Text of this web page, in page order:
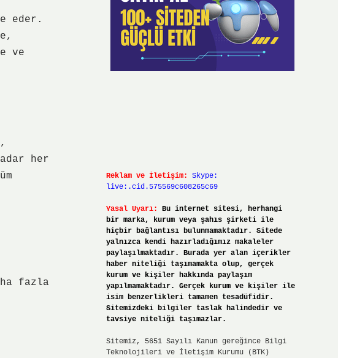
eder.
ve
her
fazla
Reklam ve İletişim:
Skype:
live:.cid.575569c608265c69
Yasal Uyarı:
Bu internet sitesi, herhangi
bir marka, kurum veya şahıs şirketi ile
hiçbir bağlantısı bulunmamaktadır. Sitede
yalnızca kendi hazırladığımız makaleler
paylaşılmaktadır. Burada yer alan içerikler
haber niteliği taşımamakta olup, gerçek
kurum ve kişiler hakkında paylaşım
yapılmamaktadır. Gerçek kurum ve kişiler ile
isim benzerlikleri tamamen tesadüfidir.
Sitemizdeki bilgiler taslak halindedir ve
tavsiye niteliği taşımazlar.
Sitemiz, 5651 Sayılı Kanun gereğince Bilgi
Teknolojileri ve İletişim Kurumu (BTK)